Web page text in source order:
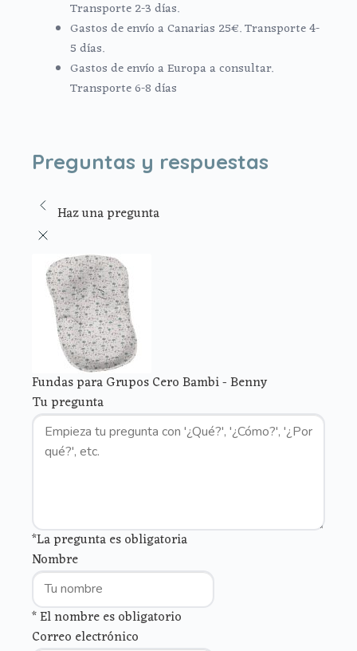
Transporte 2-3 días.
Gastos de envío a Canarias 25€. Transporte 4-
5 días.
Gastos de envío a Europa a consultar.
Transporte 6-8 días
Preguntas y respuestas
Haz una pregunta
Fundas para Grupos Cero Bambi - Benny
Tu pregunta
*La pregunta es obligatoria
Nombre
* El nombre es obligatorio
Correo electrónico